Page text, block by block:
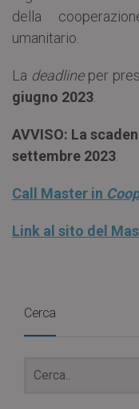
della
umanitario.
La deadlineper
giugno 2023
AVVISO: La
settembre 2023
Call Master in
Link al sito del
Cerca